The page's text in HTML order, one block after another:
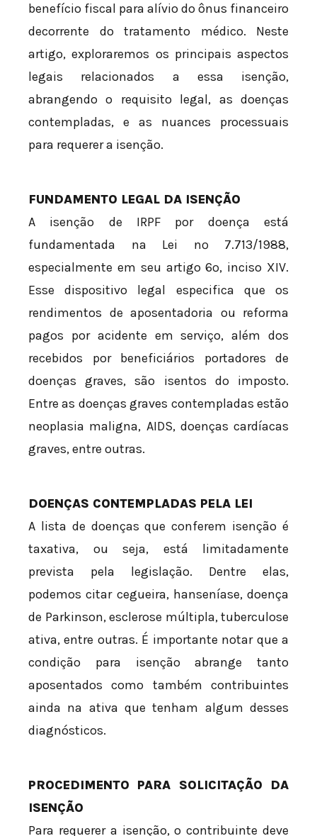
benefício fiscal para alívio do ônus financeiro
decorrente do tratamento médico. Neste
artigo, exploraremos os principais aspectos
legais relacionados a essa isenção,
abrangendo o requisito legal, as doenças
contempladas, e as nuances processuais
para requerer a isenção.
FUNDAMENTO LEGAL DA ISENÇÃO
A isenção de IRPF por doença está
fundamentada na Lei nº 7.713/1988,
especialmente em seu artigo 6º, inciso XIV.
Esse dispositivo legal especifica que os
rendimentos de aposentadoria ou reforma
pagos por acidente em serviço, além dos
recebidos por beneficiários portadores de
doenças graves, são isentos do imposto.
Entre as doenças graves contempladas estão
neoplasia maligna, AIDS, doenças cardíacas
graves, entre outras.
DOENÇAS CONTEMPLADAS PELA LEI
A lista de doenças que conferem isenção é
taxativa, ou seja, está limitadamente
prevista pela legislação. Dentre elas,
podemos citar cegueira, hanseníase, doença
de Parkinson, esclerose múltipla, tuberculose
ativa, entre outras. É importante notar que a
condição para isenção abrange tanto
aposentados como também contribuintes
ainda na ativa que tenham algum desses
diagnósticos.
PROCEDIMENTO PARA SOLICITAÇÃO DA
ISENÇÃO
Para requerer a isenção, o contribuinte deve